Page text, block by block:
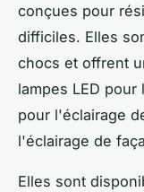
conçues pour
difficiles. Elles
chocs et offrent
lampes LED
pour l'éclairage
l'éclairage de
Elles sont